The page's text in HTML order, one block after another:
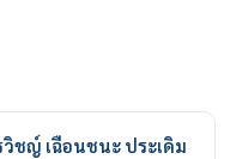
ชญ์ เฉือนชนะ ประเดิม